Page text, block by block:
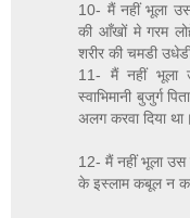
10- मैं नहीं भूला
की आँखों मे गरम
शरीर की चमडी
11- मैं नहीं भूला
स्वाभिमानी बुजुर्ग
अलग करवा दिया था।
12- मैं नहीं भूला उस
के इस्लाम कबूल न